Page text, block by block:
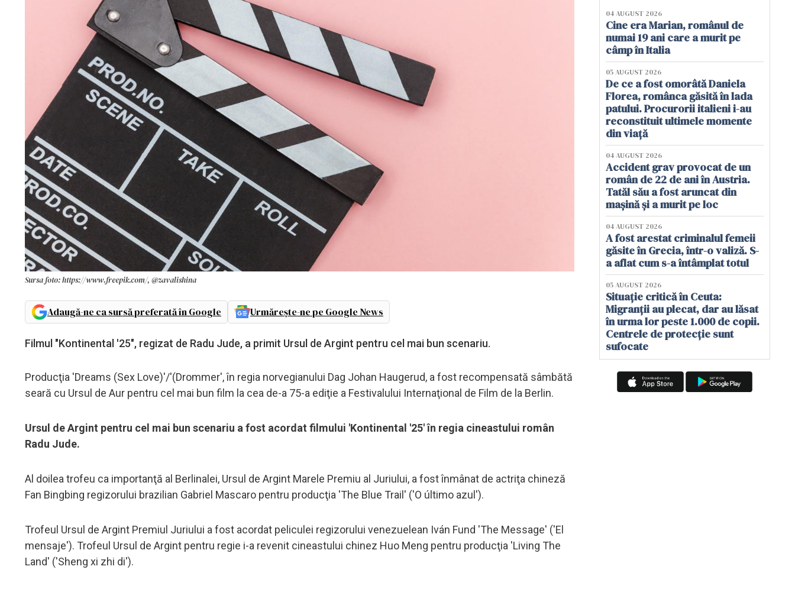
Sursa foto: https://www.freepik.com/, @zavalishina
Adaugă-ne ca sursă preferată în Google Urmărește-ne pe Google News
Filmul "Kontinental '25", regizat de Radu Jude, a primit Ursul de Argint pentru cel mai bun scenariu.
Producţia 'Dreams (Sex Love)'/'(Drommer', în regia norvegianului Dag Johan Haugerud, a fost recompensată sâmbătă
seară cu Ursul de Aur pentru cel mai bun film la cea de-a 75-a ediţie a Festivalului Internaţional de Film de la Berlin.
Ursul de Argint pentru cel mai bun scenariu a fost acordat filmului 'Kontinental '25' în regia cineastului român
Radu Jude.
Al doilea trofeu ca importanţă al Berlinalei, Ursul de Argint Marele Premiu al Juriului, a fost înmânat de actriţa chineză
Fan Bingbing regizorului brazilian Gabriel Mascaro pentru producţia 'The Blue Trail' ('O último azul').
Trofeul Ursul de Argint Premiul Juriului a fost acordat peliculei regizorului venezuelean Iván Fund 'The Message' ('El
mensaje'). Trofeul Ursul de Argint pentru regie i-a revenit cineastului chinez Huo Meng pentru producţia 'Living The
Land' ('Sheng xi zhi di').
04 AUGUST 2026
Cine era Marian, românul de
numai 19 ani care a murit pe
câmp în Italia
05 AUGUST 2026
De ce a fost omorâtă Daniela
Florea, românca găsită în lada
patului. Procurorii italieni i-au
reconstituit ultimele momente
din viață
04 AUGUST 2026
Accident grav provocat de un
român de 22 de ani în Austria.
Tatăl său a fost aruncat din
mașină și a murit pe loc
04 AUGUST 2026
A fost arestat criminalul femeii
găsite în Grecia, într-o valiză. S-
a aflat cum s-a întâmplat totul
05 AUGUST 2026
Situație critică în Ceuta:
Migranții au plecat, dar au lăsat
în urma lor peste 1.000 de copii.
Centrele de protecție sunt
sufocate